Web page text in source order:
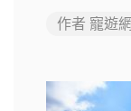
作者 寵遊網